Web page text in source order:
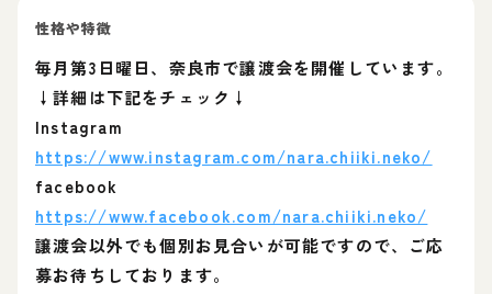
性格や特徴
毎月第3日曜日、奈良市で譲渡会を開催しています。
↓詳細は下記をチェック↓
Instagram
https://www.instagram.com/nara.chiiki.neko/
facebook
https://www.facebook.com/nara.chiiki.neko/
譲渡会以外でも個別お見合いが可能ですので、ご応
募お待ちしております。